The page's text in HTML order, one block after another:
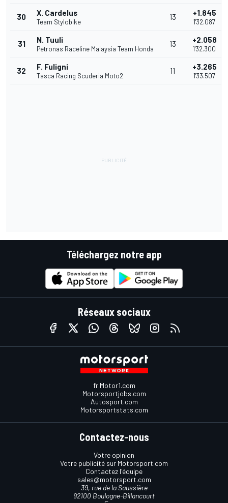
30 X. Cardelus
Team Stylobike
13 +1.845
1'32.087
31 N. Tuuli
Petronas Raceline Malaysia Team Honda
13 +2.058
1'32.300
32 F. Fuligni
Tasca Racing Scuderia Moto2
11 +3.265
1'33.507
Téléchargez notre app
Réseaux sociaux
fr.Motor1.com
Motorsportjobs.com
Autosport.com
Motorsportstats.com
Contactez-nous
Votre opinion
Votre publicité sur Motorsport.com
Contactez l'équipe
sales@motorsport.com
39, rue de la Saussière
92100 Boulogne-Billancourt